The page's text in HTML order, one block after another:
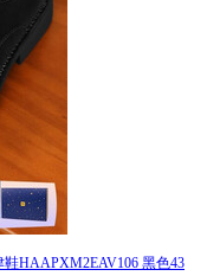
HAAPXM2EAV106 黑色43